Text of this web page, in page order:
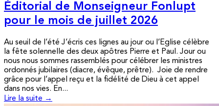
Éditorial de Monseigneur Fonlupt
pour le mois de juillet 2026
Au seuil de l’été J’écris ces lignes au jour ou l’Eglise célèbre
la fête solennelle des deux apôtres Pierre et Paul. Jour ou
nous nous sommes rassemblés pour célébrer les ministres
ordonnés jubilaires (diacre, évêque, prêtre). Joie de rendre
grâce pour l’appel reçu et la fidélité de Dieu à cet appel
dans nos vies. En...
Lire la suite →